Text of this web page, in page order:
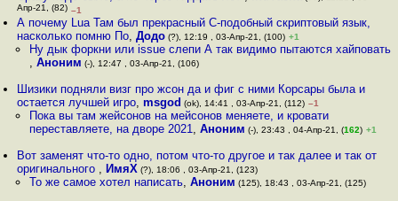
Апр-21, (82) –1
А почему Lua Там был прекрасный C-подобный скриптовый язык,
насколько помню По,Додо (?), 12:19 , 03-Апр-21, (100) +1
Ну дык форкни или issue слепи А так видимо пытаются хайповать
, Аноним (-), 12:47 , 03-Апр-21, (106)
Шизики подняли визг про жсон да и фиг с ними Корсары была и
остается лучшей игро,msgod (ok), 14:41 , 03-Апр-21, (112) –1
Пока вы там жейсонов на мейсонов меняете, и кровати
переставляете, на дворе 2021, Аноним (-), 23:43 , 04-Апр-21, (162) +1
Вот заменят что-то одно, потом что-то другое и так далее и так от
оригинального , ИмяХ (?), 18:06 , 03-Апр-21, (123)
То же самое хотел написать, Аноним (125), 18:43 , 03-Апр-21, (125)